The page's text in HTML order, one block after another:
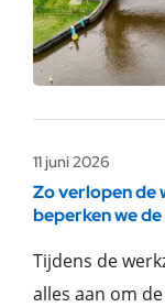
Zo verlopen de
beperken we
11 juni 2026
Tijdens de
alles aan om